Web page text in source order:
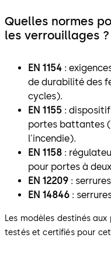
Quelles normes
les verrouillages ?
EN 1154 :
de durabilité des
cycles).
EN 1155 :
portes battantes
l'incendie).
EN 1158 :
pour portes à
EN 12209 :
EN 14846 :
Les modèles destinés
testés et certifiés pour